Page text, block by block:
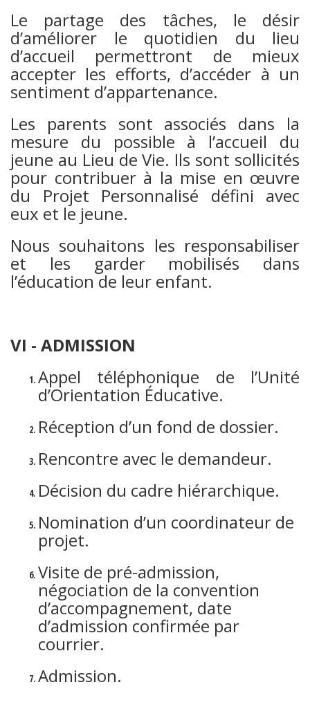
Le partage des tâches, le désir
d’améliorer le quotidien du lieu
d’accueil permettront de mieux
accepter les efforts, d’accéder à un
sentiment d’appartenance.
Les parents sont associés dans la
mesure du possible à l’accueil du
jeune au Lieu de Vie. Ils sont sollicités
pour contribuer à la mise en œuvre
du Projet Personnalisé défini avec
eux et le jeune.
Nous souhaitons les responsabiliser
et les garder mobilisés dans
l’éducation de leur enfant.
VI - ADMISSION
Appel téléphonique de l’Unité
d’Orientation Éducative.
Réception d’un fond de dossier.
Rencontre avec le demandeur.
Décision du cadre hiérarchique.
Nomination d’un coordinateur de
projet.
Visite de pré-admission,
négociation de la convention
d’accompagnement, date
d’admission confirmée par
courrier.
Admission.